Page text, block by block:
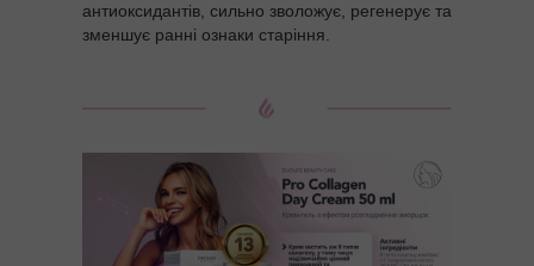
антиоксидантів, сильно зволожує, регенерує та
зменшує ранні ознаки старіння.